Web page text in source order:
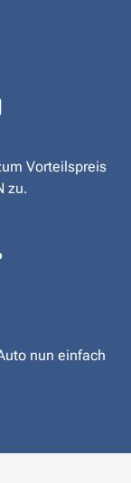
Vorteilspreis
zu.
nun einfach